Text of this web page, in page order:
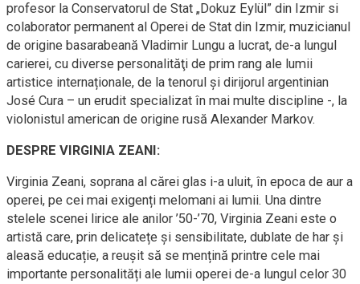
profesor la Conservatorul de Stat „Dokuz Eylül” din Izmir si
colaborator permanent al Operei de Stat din Izmir, muzicianul
de origine basarabeană Vladimir Lungu a lucrat, de-a lungul
carierei, cu diverse personalităţi de prim rang ale lumii
artistice internaționale, de la tenorul și dirijorul argentinian
José Cura – un erudit specializat în mai multe discipline -, la
violonistul american de origine rusă Alexander Markov.
DESPRE VIRGINIA ZEANI:
Virginia Zeani, soprana al cărei glas i-a uluit, în epoca de aur a
operei, pe cei mai exigenți melomani ai lumii. Una dintre
stelele scenei lirice ale anilor ’50-’70, Virginia Zeani este o
artistă care, prin delicatețe și sensibilitate, dublate de har și
aleasă educație, a reușit să se mențină printre cele mai
importante personalități ale lumii operei de-a lungul celor 30